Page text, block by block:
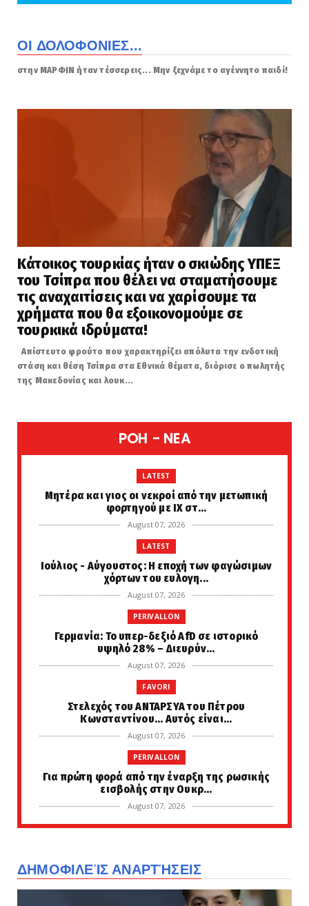
ΟΙ ΔΟΛΟΦΟΝΙΕΣ...
στην ΜΑΡΦΙΝ ήταν τέσσερεις... Μην ξεχνάμε το αγέννητο παιδί!
Κάτοικος τουρκίας ήταν ο σκιώδης ΥΠΕΞ
του Τσίπρα που θέλει να σταματήσουμε
τις αναχαιτίσεις και να χαρίσουμε τα
χρήματα που θα εξοικονομούμε σε
τουρκικά ιδρύματα!
Απίστευτο φρούτο που χαρακτηρίζει απόλυτα την ενδοτική
στάση και θέση Τσίπρα στα Εθνικά θέματα, διόρισε ο πωλητής
της Μακεδονίας και λουκ...
POH - NEA
LATEST
Μητέρα και γιος οι νεκροί από την μετωπική
φορτηγού με ΙΧ στ...
August 07, 2026
LATEST
Ιούλιος - Αύγουστος: Η εποχή των φαγώσιμων
χόρτων του ευλογη...
August 07, 2026
PERIVALLON
Γερμανία: Το υπερ-δεξιό AfD σε ιστορικό
υψηλό 28% – Διευρύν...
August 07, 2026
FAVORI
Στελεχός του ΑΝΤΑΡΣΥΑ του Πέτρου
Κωνσταντίνου... Αυτός είναι...
August 07, 2026
PERIVALLON
Για πρώτη φορά από την έναρξη της ρωσικής
εισβολής στην Ουκρ...
August 07, 2026
KOINONIA
August 07, 2026
ΔΗΜΟΦΙΛΕΊΣ ΑΝΑΡΤΉΣΕΙΣ